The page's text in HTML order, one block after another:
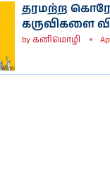
தரமற்ற
கருவிகளை
byகனிமொழி